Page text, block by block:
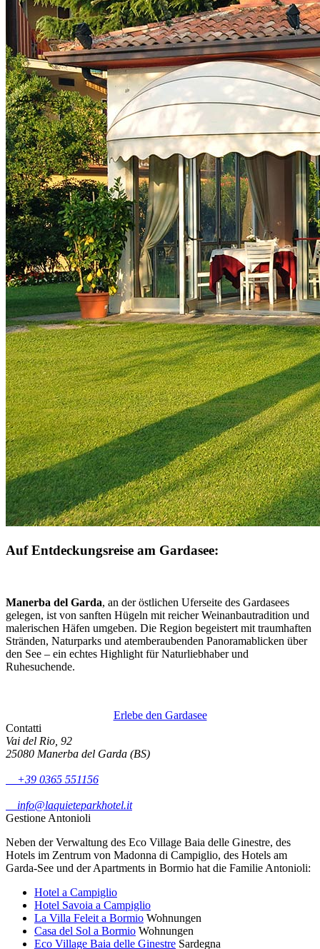
Auf Entdeckungsreise am Gardasee:
Manerba del Garda, an der östlichen Uferseite des Gardasees
gelegen, ist von sanften Hügeln mit reicher Weinanbautradition und
malerischen Häfen umgeben. Die Region begeistert mit traumhaften
Stränden, Naturparks und atemberaubenden Panoramablicken über
den See – ein echtes Highlight für Naturliebhaber und
Ruhesuchende.
Erlebe den Gardasee
Contatti
Vai del Rio, 92
25080 Manerba del Garda (BS)
+39 0365 551156
info@laquieteparkhotel.it
Gestione Antonioli
Neben der Verwaltung des Eco Village Baia delle Ginestre, des
Hotels im Zentrum von Madonna di Campiglio, des Hotels am
Garda-See und der Apartments in Bormio hat die Familie Antonioli:
Hotel a Campiglio
Hotel Savoia a Campiglio
La Villa Feleit a Bormio Wohnungen
Casa del Sol a Bormio Wohnungen
Eco Village Baia delle Ginestre Sardegna